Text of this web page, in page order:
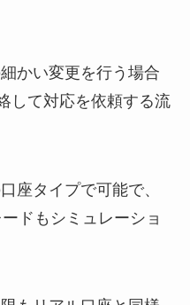
かい変更を行う場合
して対応を依頼する流
座タイプで可能で、
ドもシミュレーショ